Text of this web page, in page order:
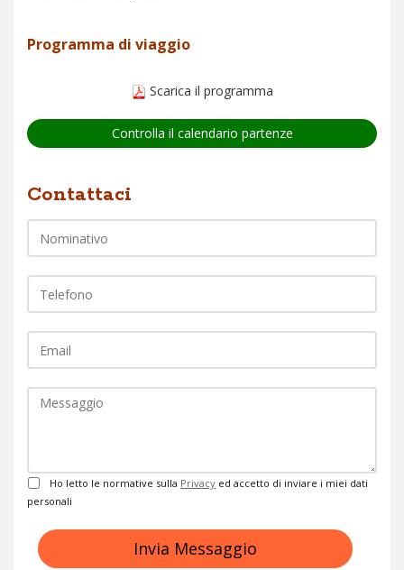
Programma di viaggio
Scarica il programma
Controlla il calendario partenze
Contattaci
Privacy
Ho letto le normative sulla Privacy ed accetto di inviare i miei dati
personali
Invia Messaggio